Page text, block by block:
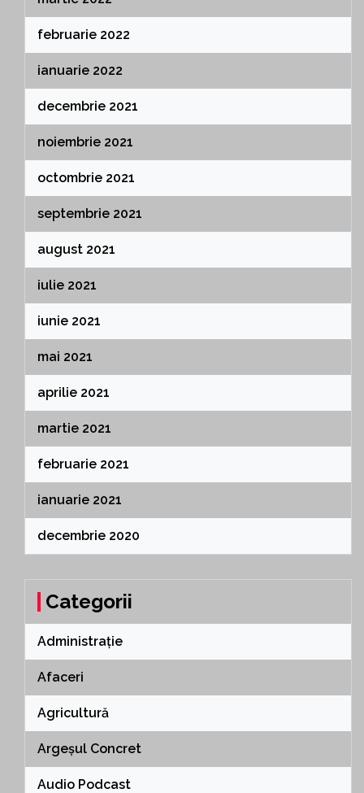
februarie 2022
ianuarie 2022
decembrie 2021
noiembrie 2021
octombrie 2021
septembrie 2021
august 2021
iulie 2021
iunie 2021
mai 2021
aprilie 2021
martie 2021
februarie 2021
ianuarie 2021
decembrie 2020
Categorii
Administrație
Afaceri
Agricultură
Argeșul Concret
Audio Podcast